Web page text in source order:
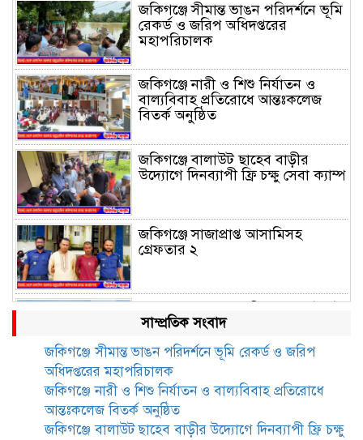
জকিগঞ্জে সীমান্ত ভাঙন পরিদর্শনে ভূমি
রেকর্ড ও জরিপ অধিদপ্তরের
মহাপরিচালক
জকিগঞ্জে নারী ও শিশু নির্যাতন ও
বাল্যবিবাহ প্রতিরোধে আন্তঃকলেজ
বিতর্ক অনুষ্ঠিত
জকিগঞ্জে বালাউট ছাহেব বাড়ীর
উদ্যোগে দিনব্যাপী ফ্রি চক্ষু সেবা ক্যাম্প
জকিগঞ্জে সাজাপ্রাপ্ত আসামিসহ
গ্রেফতার ২
শুরু হচ্ছে সম্ভাব্যতা সমীক্ষা
সাবেক এমপি হাফিজ আহমদ
মজুমদার কি আত্মগোপনে? ভাইরাল
ছবি ঘিরে আলোচনা!
সাম্প্রতিক সংবাদ
জকিগঞ্জে সীমান্ত ভাঙন পরিদর্শনে ভূমি রেকর্ড ও জরিপ
অধিদপ্তরের মহাপরিচালক
জকিগঞ্জে নারী ও শিশু নির্যাতন ও বাল্যবিবাহ প্রতিরোধে
আন্তঃকলেজ বিতর্ক অনুষ্ঠিত
জকিগঞ্জে বালাউট ছাহেব বাড়ীর উদ্যোগে দিনব্যাপী ফ্রি চক্ষু